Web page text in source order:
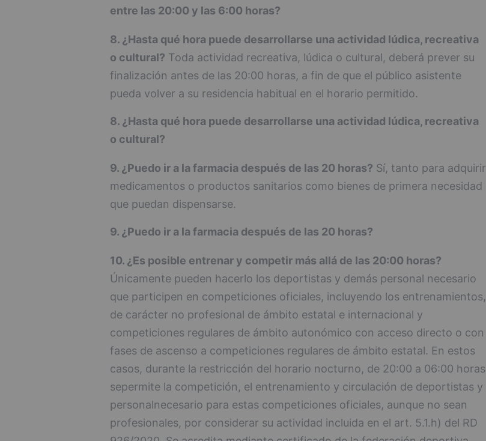
entre las 20:00 y las 6:00 horas?
8. ¿Hasta qué hora puede desarrollarse una actividad lúdica, recreativa
o cultural? Toda actividad recreativa, lúdica o cultural, deberá prever su
finalización antes de las 20:00 horas, a fin de que el público asistente
pueda volver a su residencia habitual en el horario permitido.
8. ¿Hasta qué hora puede desarrollarse una actividad lúdica, recreativa
o cultural?
9. ¿Puedo ir a la farmacia después de las 20 horas? Sí, tanto para adquirir
medicamentos o productos sanitarios como bienes de primera necesidad
que puedan dispensarse.
9. ¿Puedo ir a la farmacia después de las 20 horas?
10. ¿Es posible entrenar y competir más allá de las 20:00 horas?
Únicamente pueden hacerlo los deportistas y demás personal necesario
que participen en competiciones oficiales, incluyendo los entrenamientos,
de carácter no profesional de ámbito estatal e internacional y
competiciones regulares de ámbito autonómico con acceso directo o con
fases de ascenso a competiciones regulares de ámbito estatal. En estos
casos, durante la restricción del horario nocturno, de 20:00 a 06:00 horas
sepermite la competición, el entrenamiento y circulación de deportistas y
personalnecesario para estas competiciones oficiales, aunque no sean
profesionales, por considerar su actividad incluida en el art. 5.1.h) del RD